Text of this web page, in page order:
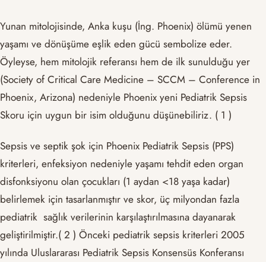
Yunan mitolojisinde, Anka kuşu (İng. Phoenix) ölümü yenen
yaşamı ve dönüşüme eşlik eden gücü sembolize eder.
Öyleyse, hem mitolojik referansı hem de ilk sunulduğu yer
(Society of Critical Care Medicine – SCCM – Conference in
Phoenix, Arizona) nedeniyle Phoenix yeni Pediatrik Sepsis
Skoru için uygun bir isim olduğunu düşünebiliriz. ( 1 )
Sepsis ve septik şok için Phoenix Pediatrik Sepsis (PPS)
kriterleri, enfeksiyon nedeniyle yaşamı tehdit eden organ
disfonksiyonu olan çocukları (1 aydan <18 yaşa kadar)
belirlemek için tasarlanmıştır ve skor, üç milyondan fazla
pediatrik sağlık verilerinin karşılaştırılmasına dayanarak
geliştirilmiştir.( 2 ) Önceki pediatrik sepsis kriterleri 2005
yılında Uluslararası Pediatrik Sepsis Konsensüs Konferansı